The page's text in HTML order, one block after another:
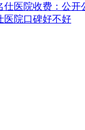
仕医院收费：公开
医院口碑好不好